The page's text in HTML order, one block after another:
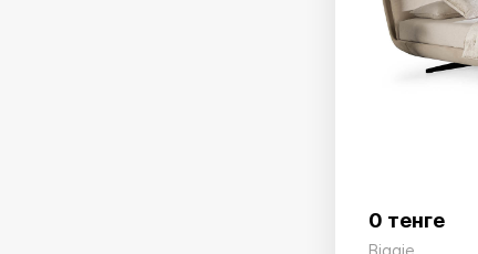
0 тенге
Biggie